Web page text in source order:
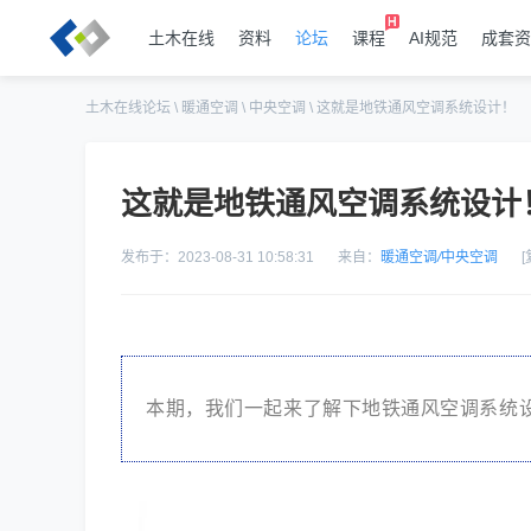
土木在线 资料 论坛 课程 AI规范 成套
土木在线论坛 \ 暖通空调 \ 中央空调 \ 这就是地铁通风空调系统设计！
这就是地铁通风空调系统设计
发布于：2023-08-31 10:58:31 来自： 暖通空调/中央空调 [
本期，我们一起来了解下地铁通风空调系统